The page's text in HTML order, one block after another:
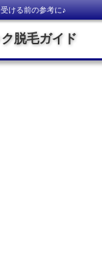
ける前の参考に♪
脱毛ガイド